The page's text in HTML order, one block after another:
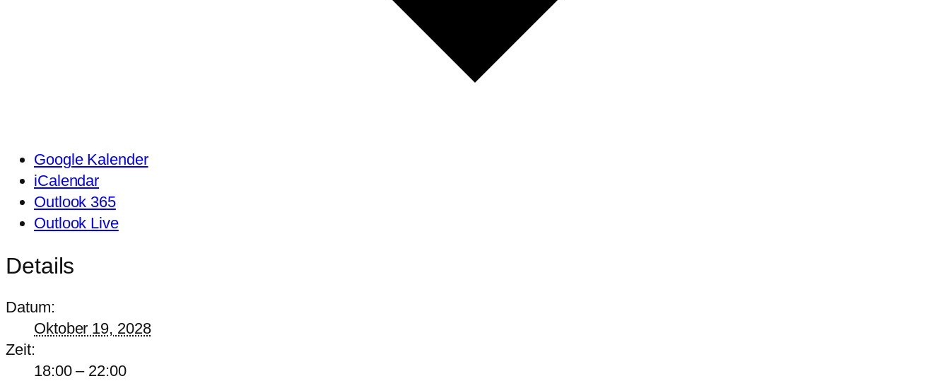
Google Kalender
iCalendar
Outlook 365
Outlook Live
Details
Datum:
Oktober 19, 2028
Zeit:
18:00 – 22:00